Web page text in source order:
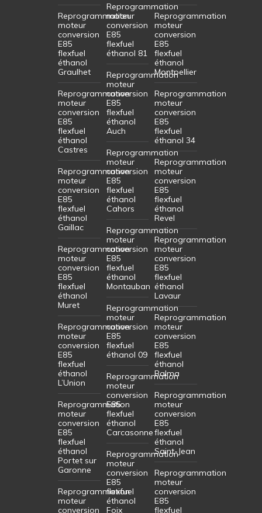
Reprogrammation
moteur
conversion
E85
flexfuel
éthanol
Graulhet
Reprogrammation
moteur
conversion
E85
flexfuel
éthanol
Castres
Reprogrammation
moteur
conversion
E85
flexfuel
éthanol
Gaillac
Reprogrammation
moteur
conversion
E85
flexfuel
éthanol
Muret
Reprogrammation
moteur
conversion
E85
flexfuel
éthanol
L’Union
Reprogrammation
moteur
conversion
E85
flexfuel
éthanol
Portet sur
Garonne
Reprogrammation
moteur
conversion
Reprogrammation
moteur
conversion
E85
flexfuel
éthanol 81
Reprogrammation
moteur
conversion
E85
flexfuel
éthanol
Auch
Reprogrammation
moteur
conversion
E85
flexfuel
éthanol
Cahors
Reprogrammation
moteur
conversion
E85
flexfuel
éthanol
Montauban
Reprogrammation
moteur
conversion
E85
flexfuel
éthanol 09
Reprogrammation
moteur
conversion
E85
flexfuel
éthanol
Carcasonne
Reprogrammation
moteur
conversion
E85
flexfuel
éthanol
Foix
Reprogrammation
moteur
conversion
E85
flexfuel
éthanol
Montpellier
Reprogrammation
moteur
conversion
E85
flexfuel
éthanol 34
Reprogrammation
moteur
conversion
E85
flexfuel
éthanol
Revel
Reprogrammation
moteur
conversion
E85
flexfuel
éthanol
Lavaur
Reprogrammation
moteur
conversion
E85
flexfuel
éthanol
Balma
Reprogrammation
moteur
conversion
E85
flexfuel
éthanol
Saint-Jean
Reprogrammation
moteur
conversion
E85
flexfuel